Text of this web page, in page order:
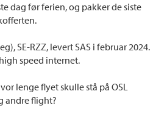
dag før ferien, og pakker de siste
SE-RZZ, levert SAS i februar 2024.
speed internet.
lenge flyet skulle stå på OSL
andre flight?